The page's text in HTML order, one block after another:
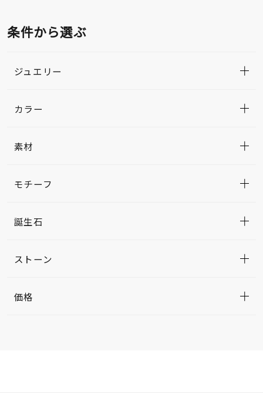
条件から選ぶ
ジュエリー
カラー
素材
モチーフ
誕生石
ストーン
価格